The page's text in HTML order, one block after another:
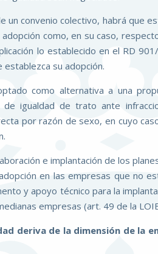
un convenio colectivo, habrá que
como, en su caso,
lo establecido en el RD
su adopción.
como alternativa a una
igualdad de trato ante
por razón de sexo, en cuyo
e implantación de los
en las empresas que no
y apoyo técnico para la
empresas (art. 49 de la
deriva de la dimensión de la